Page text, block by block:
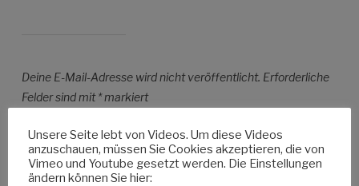
Deine E-Mail-Adresse wird nicht veröffentlicht. Erforderliche
Felder sind mit*markiert
Nachricht:
Unsere Seite lebt von Videos. Um diese Videos
anzuschauen, müssen Sie Cookies akzeptieren, die von
Vimeo und Youtube gesetzt werden. Die Einstellungen
ändern können Sie hier: